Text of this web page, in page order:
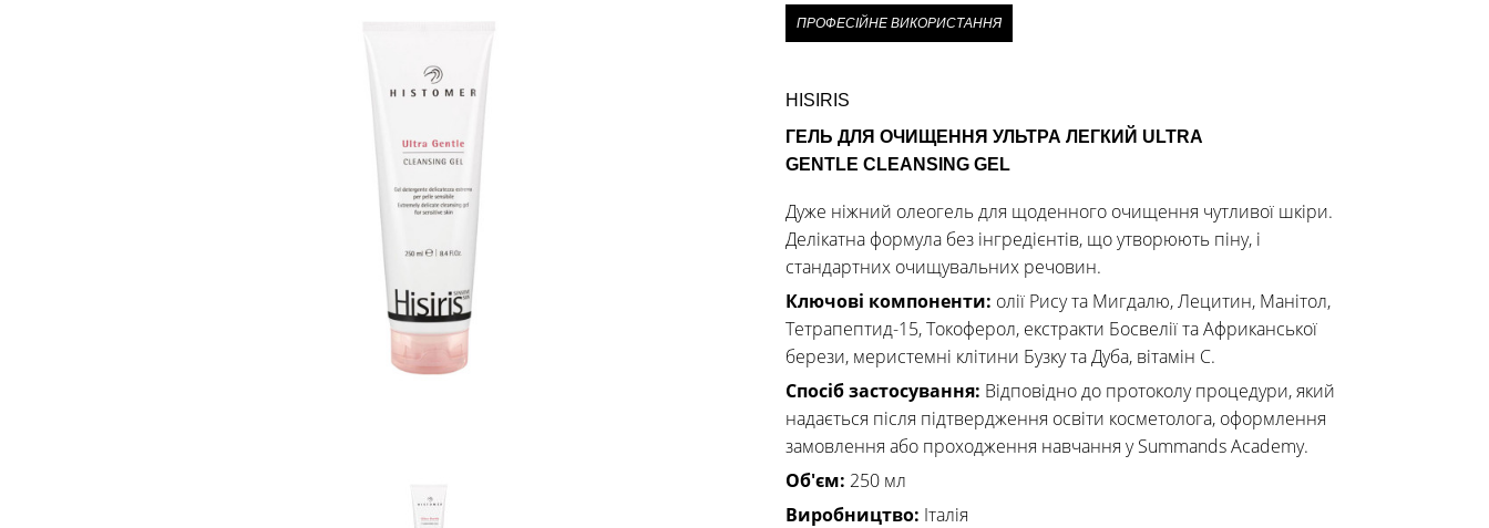
ПРОФЕСІЙНЕ ВИКОРИСТАННЯ
HISIRIS
ГЕЛЬ ДЛЯ ОЧИЩЕННЯ УЛЬТРА ЛЕГКИЙ ULTRA
GENTLE CLEANSING GEL
Дуже ніжний олеогель для щоденного очищення чутливої шкіри.
Делікатна формула без інгредієнтів, що утворюють піну, і
стандартних очищувальних речовин.
Ключові компоненти: олії Рису та Мигдалю, Лецитин, Манітол,
Тетрапептид-15, Токоферол, екстракти Босвелії та Африканської
берези, меристемні клітини Бузку та Дуба, вітамін С.
Спосіб застосування: Відповідно до протоколу процедури, який
надається після підтвердження освіти косметолога, оформлення
замовлення або проходження навчання у Summands Academy.
Об'єм: 250 мл
Виробництво: Італія